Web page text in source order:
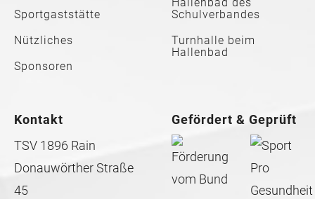
Sportgaststätte
Nützliches
Sponsoren
Schulverbandes
Turnhalle beim
Hallenbad
Kontakt
TSV 1896 Rain
Donauwörther Straße
45
Gefördert & Geprüft